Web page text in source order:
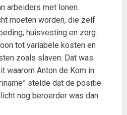
arbeiders met lonen.
moeten worden, die zelf
huisvesting en zorg.
tot variabele kosten en
zoals slaven. Dat was
waarom Anton de Kom in
stelde dat de positie
nog beroerder was dan